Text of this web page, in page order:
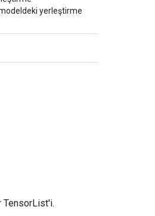
yerleştirme
TensorList'i.